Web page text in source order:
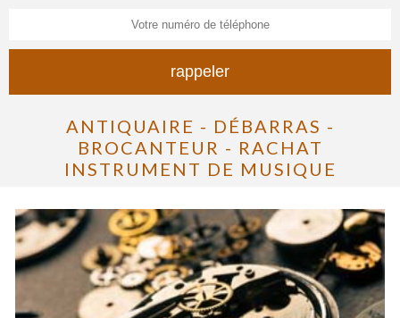
ANTIQUAIRE - DÉBARRAS -
BROCANTEUR - RACHAT
INSTRUMENT DE MUSIQUE